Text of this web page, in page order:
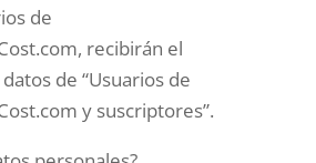
de
recibirán el
de “Usuarios de
y suscriptores”.